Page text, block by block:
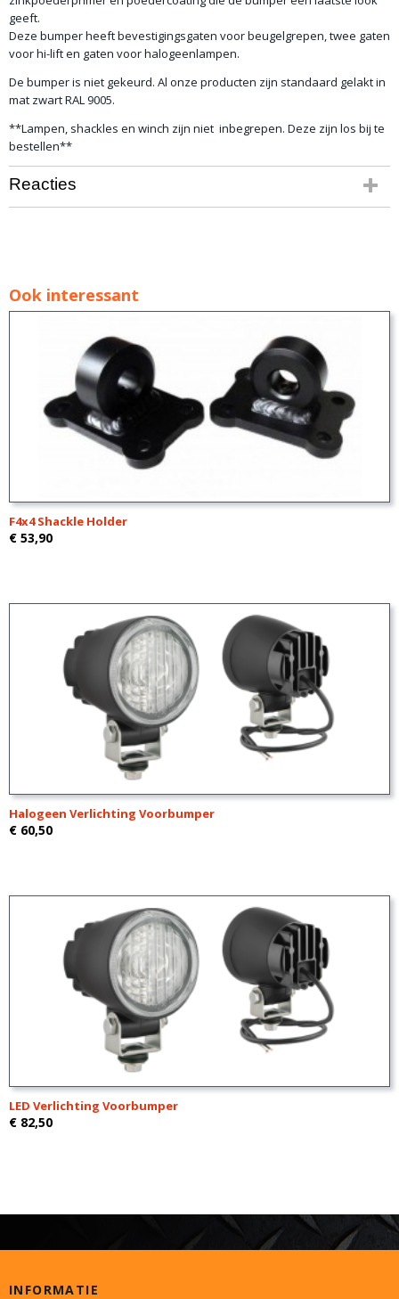
geeft.
Deze bumper heeft bevestigingsgaten voor beugelgrepen, twee gaten
voor hi-lift en gaten voor halogeenlampen.
De bumper is niet gekeurd. Al onze producten zijn standaard gelakt in
mat zwart RAL 9005.
**Lampen, shackles en winch zijn niet inbegrepen. Deze zijn los bij te
bestellen**
Reacties
Ook interessant
F4x4 Shackle Holder
€ 53,90
Halogeen Verlichting Voorbumper
€ 60,50
LED Verlichting Voorbumper
€ 82,50
INFORMATIE